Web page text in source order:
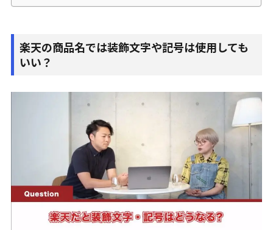
楽天の商品名では装飾文字や記号は使用しても
いい？